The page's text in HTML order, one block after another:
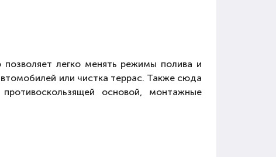
позволяет легко менять режимы полива и
или чистка террас. Также сюда
основой, монтажные